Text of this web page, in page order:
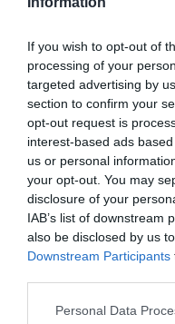
If you wish to opt-out of
processing of your
targeted advertising by
section to confirm your
opt-out request is
interest-based ads
us or personal
your opt-out. You may
disclosure of your
IAB’s list of downstream
also be disclosed by us
Downstream Participants
Personal Data